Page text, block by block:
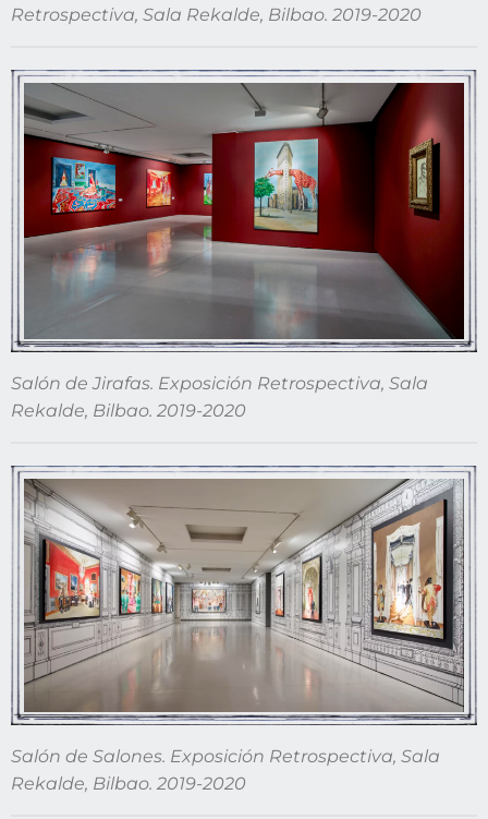
Retrospectiva, Sala Rekalde, Bilbao. 2019-2020
Salón de Jirafas. Exposición Retrospectiva, Sala
Rekalde, Bilbao. 2019-2020
Salón de Salones. Exposición Retrospectiva, Sala
Rekalde, Bilbao. 2019-2020